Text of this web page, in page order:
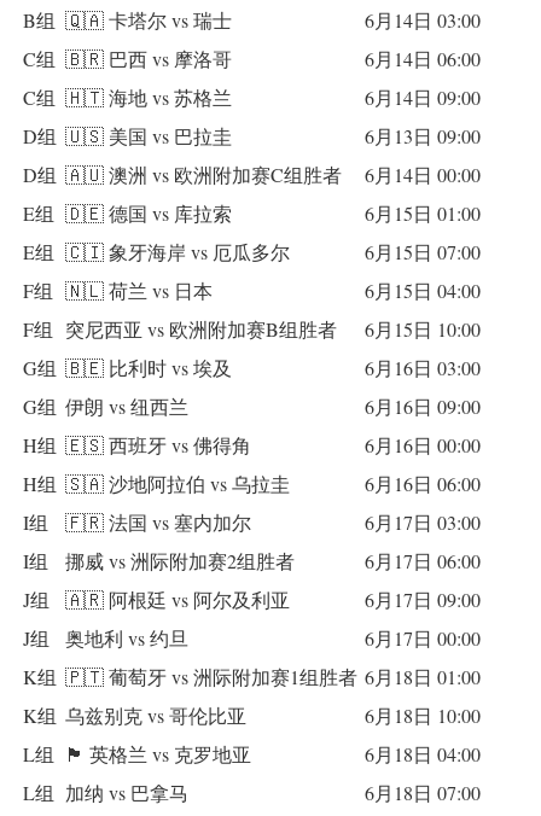
B组 🇶🇦 卡塔尔 vs 瑞士
6月14日 03:00
C组 🇧🇷 巴西 vs 摩洛哥
6月14日 06:00
C组 🇭🇹 海地 vs 苏格兰
6月14日 09:00
D组 🇺🇸 美国 vs 巴拉圭
6月13日 09:00
D组 🇦🇺 澳洲 vs 欧洲附加赛C组胜者
6月14日 00:00
E组 🇩🇪 德国 vs 库拉索
6月15日 01:00
E组 🇨🇮 象牙海岸 vs 厄瓜多尔
6月15日 07:00
F组 🇳🇱 荷兰 vs 日本
6月15日 04:00
F组
突尼西亚 vs 欧洲附加赛B组胜者
6月15日 10:00
G组 🇧🇪 比利时 vs 埃及
6月16日 03:00
G组 伊朗 vs 纽西兰
6月16日 09:00
H组 🇪🇸 西班牙 vs 佛得角
6月16日 00:00
H组 🇸🇦 沙地阿拉伯 vs 乌拉圭
6月16日 06:00
I组
🇫🇷 法国 vs 塞内加尔
6月17日 03:00
I组
挪威 vs 洲际附加赛2组胜者
6月17日 06:00
J组
🇦🇷 阿根廷 vs 阿尔及利亚
6月17日 09:00
J组
奥地利 vs 约旦
6月17日 00:00
K组 🇵🇹 葡萄牙 vs 洲际附加赛1组胜者 6月18日 01:00
K组 乌兹别克 vs 哥伦比亚
6月18日 10:00
L组
🏴 英格兰 vs 克罗地亚
6月18日 04:00
L组 加纳 vs 巴拿马 6月18日 07:00